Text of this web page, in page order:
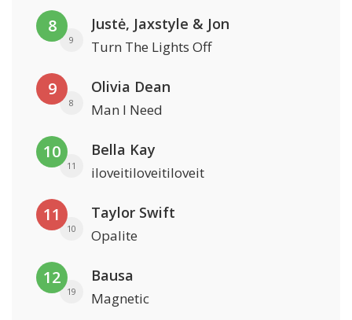
8
9
Justė, Jaxstyle & Jon
Turn The Lights Off
9
8
Olivia Dean
Man I Need
10
11
Bella Kay
iloveitiloveitiloveit
11
10
Taylor Swift
Opalite
12
19
Bausa
Magnetic